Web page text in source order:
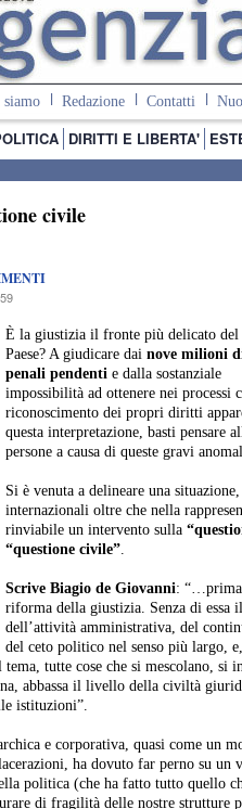
siamo Redazione Contatti
DIRITTI E LIBERTA'
civile
È la giustizia il fronte più delicato del
Paese? A giudicare dai nove milioni
penali pendenti e dalla sostanziale
impossibilità ad ottenere nei
riconoscimento dei propri diritti
questa interpretazione, basti pensare
persone a causa di queste gravi
Si è venuta a delineare una
internazionali oltre che nella
rinviabile un intervento sulla
“questione civile”.
Scrive Biagio de Giovanni: “…prima
riforma della giustizia. Senza di essa
dell’attività amministrativa, del
del ceto politico nel senso più largo,
tutte cose che si mescolano, si
abbassa il livello della civiltà
istituzioni”.
e corporativa, quasi come un
ha dovuto far perno su un
politica (che ha fatto tutto quello
di fragilità delle nostre